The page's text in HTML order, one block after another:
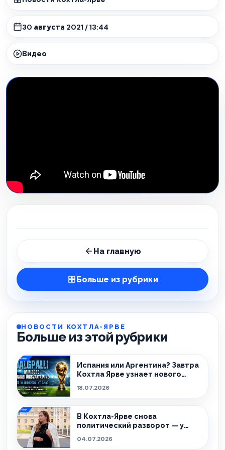
30 августа 2021 / 13:44
Видео
На главную
Больше из рубрики
НОВОСТИ КОХТЛА-ЯРВЕ
Больше из этой рубрики
Испания или Аргентина? Завтра
Кохтла Ярве узнает нового
18.07.2026
В Кохтла-Ярве снова
политический разворот — у
04.07.2026